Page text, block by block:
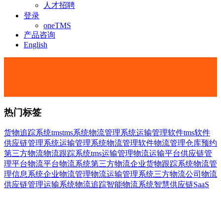
人才招聘
登录
oneTMS
产品咨询
English
热门标签
货物追踪系统tmstms系统物流管理系统运输管理软件tms软件
供应链管理系统运输管理系统物流管理软件物流管理仓库预约
第三方物流物流跟踪系统tms运输管理物流运输平台供应链管
理平台物流平台物流系统第三方物流企业货物跟踪系统物流管
理信息系统企业物流管理物流运输管理系统三方物流公司 物流
供应链管理运输系统物流追踪智能物流系统智慧供应链SaaS